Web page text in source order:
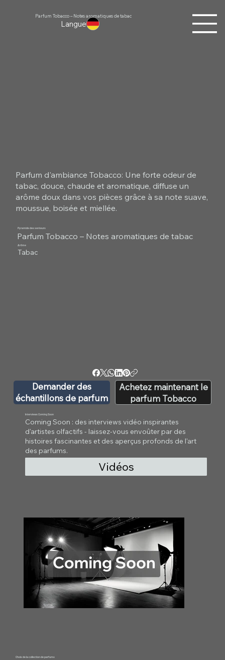
Langue
Parfum Tobacco – Notes aromatiques de tabac
Parfum d'ambiance Tobacco: Une forte odeur de
tabac, douce, chaude et aromatique, diffuse un
arôme doux dans vos pièces grâce à sa note suave,
moussue, boisée et miellée.
Pyramide des senteurs
Parfum Tobacco – Notes aromatiques de tabac
Arôme
Tabac
Demander des
échantillons de parfum
Achetez maintenant le
parfum Tobacco
Interviews Coming Soon
Coming Soon : des interviews vidéo inspirantes
d'artistes olfactifs - laissez-vous envoûter par des
histoires fascinantes et des aperçus profonds de l'art
des parfums.
Vidéos
Choix de la collection de parfums